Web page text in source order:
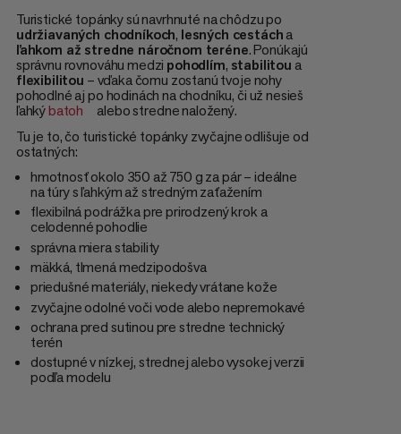
Turistické topánky sú navrhnuté na chôdzu po
udržiavaných chodníkoch, lesných cestácha
ľahkom až stredne náročnom teréne. Ponúkajú
správnu rovnováhu medzi pohodlím, stabilitou a
flexibilitou – vďaka čomu zostanú tvoje nohy
pohodlné aj po hodinách na chodníku, či už nesieš
ľahkýbatoh
alebo stredne naložený.
Tu je to, čo turistické topánky zvyčajne odlišuje od
ostatných:
hmotnosť okolo 350 až 750 g za pár – ideálne
na túry s ľahkým až stredným zaťažením
flexibilná podrážka pre prirodzený krok a
celodenné pohodlie
správna miera stability
mäkká, tlmená medzipodošva
priedušné materiály, niekedy vrátane kože
zvyčajne odolné voči vode alebo nepremokavé
ochrana pred sutinou pre stredne technický
terén
dostupné v nízkej, strednej alebo vysokej verzii
podľa modelu